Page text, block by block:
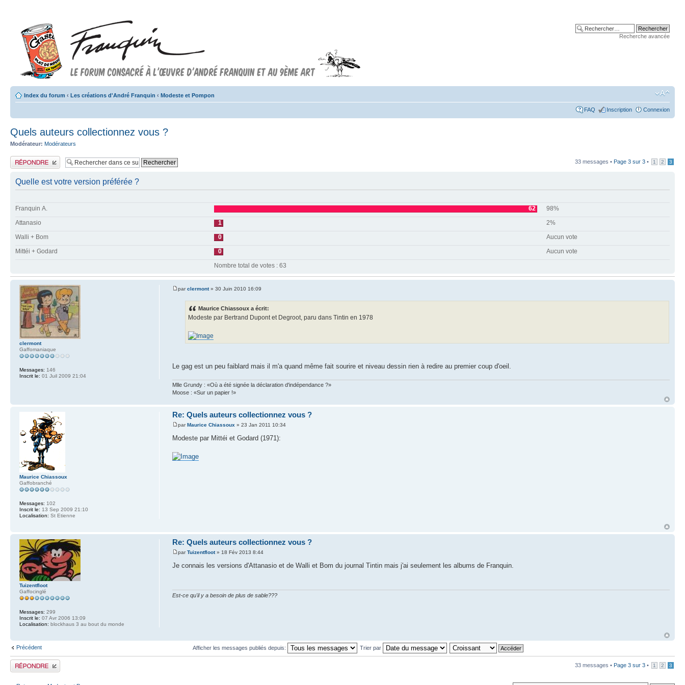
Recherche avancée
Index du forum ‹ Les créations d'André Franquin ‹ Modeste et Pompon
FAQ Inscription Connexion
Quels auteurs collectionnez vous ?
Modérateur: Modérateurs
Publier une réponse 33 messages • Page 3 sur 3 • 1 2 3
Quelle est votre version préférée ?
Franquin A. 62
98%
Attanasio
1
2%
Walli + Bom
0
Aucun vote
Mittéi + Godard
0
Aucun vote
Nombre total de votes : 63
parclermont» 30 Juin 2010 16:09
Maurice Chiassoux a écrit:
Modeste par Bertrand Dupont et Degroot, paru dans Tintin en 1978
Le gag est un peu faiblard mais il m'a quand même fait sourire et niveau dessin rien à redire au premier coup d'oeil.
Mlle Grundy : «Où a été signée la déclaration d'indépendance ?»
Moose : «Sur un papier !»
clermont
Gaffomaniaque
Messages: 146
Inscrit le: 01 Juil 2009 21:04
Re: Quels auteurs collectionnez vous ?
parMaurice Chiassoux » 23 Jan 2011 10:34
Modeste par Mittéi et Godard (1971):
Maurice Chiassoux
Gaffobranché
Messages: 102
Inscrit le: 13 Sep 2009 21:10
Localisation: St Etienne
Re: Quels auteurs collectionnez vous ?
parTuizentfloot» 18 Fév 2013 8:44
Je connais les versions d'Attanasio et de Walli et Bom du journal Tintin mais j'ai seulement les albums de Franquin.
Est-ce qu'il y a besoin de plus de sable???
Tuizentfloot
Gaffocinglé
Messages: 299
Inscrit le: 07 Avr 2006 13:09
Localisation: blockhaus 3 au bout du monde
Précédent Afficher les messages publiés depuis: Trier par
Publier une réponse 33 messages • Page 3 sur 3 • 1 2 3